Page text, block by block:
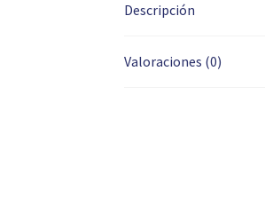
Descripción
Valoraciones (0)